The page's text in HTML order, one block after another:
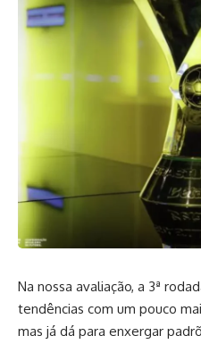
Na nossa avaliação, a 3ª
tendências com um pouco
mas já dá para enxergar